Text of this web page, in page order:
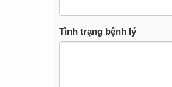
Tình trạng bệnh lý